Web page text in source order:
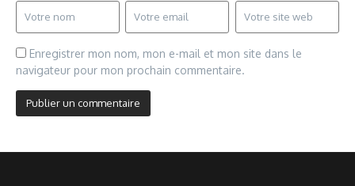
Enregistrer mon nom, mon e-mail et mon site dans le
navigateur pour mon prochain commentaire.